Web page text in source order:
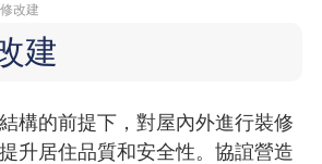
改建
建
構的前提下，對屋內外進行裝修
升居住品質和安全性。協誼營造